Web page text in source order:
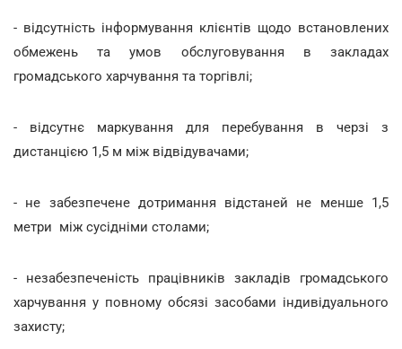
- відсутність інформування клієнтів щодо встановлених
обмежень та умов обслуговування в закладах
громадського харчування та торгівлі;
- відсутнє
маркування для перебування в черзі з
дистанцією 1,5 м між відвідувачами;
- не забезпечене дотримання відстаней не менше 1,5
метри між сусідніми столами;
- незабезпеченість працівників закладів громадського
харчування у повному обсязі засобами індивідуального
захисту;